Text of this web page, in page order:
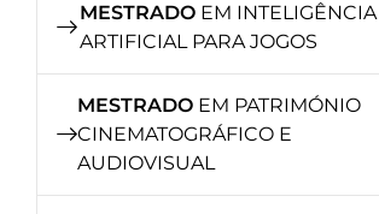
MESTRADO EM INTELIGÊNCIA
ARTIFICIAL PARA JOGOS
MESTRADO EM PATRIMÓNIO
CINEMATOGRÁFICO E
AUDIOVISUAL